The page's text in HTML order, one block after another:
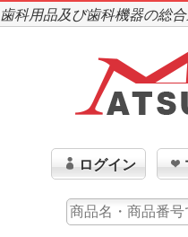
歯科用品及び歯科機器の総
ログイン